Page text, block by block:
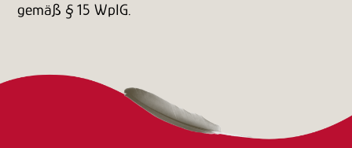
gemäß § 15 WpIG.